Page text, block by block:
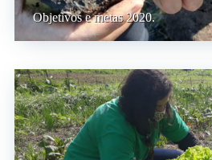
Objetivos e metas 2020.